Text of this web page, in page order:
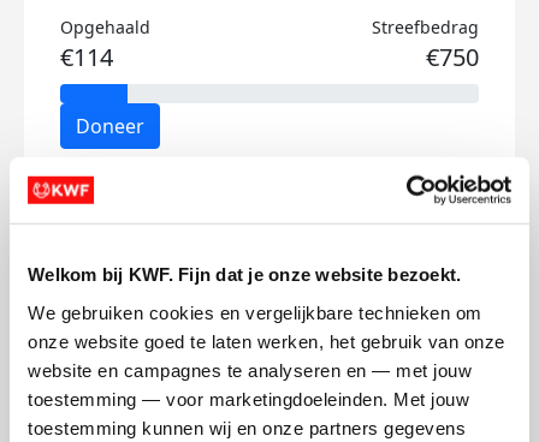
Welkom bij KWF. Fijn dat je onze website bezoekt.
We gebruiken cookies en vergelijkbare technieken om
onze website goed te laten werken, het gebruik van onze
website en campagnes te analyseren en — met jouw
toestemming — voor marketingdoeleinden. Met jouw
toestemming kunnen wij en onze partners gegevens
Opgehaald
€114
Streefbedrag
€750
Doneer